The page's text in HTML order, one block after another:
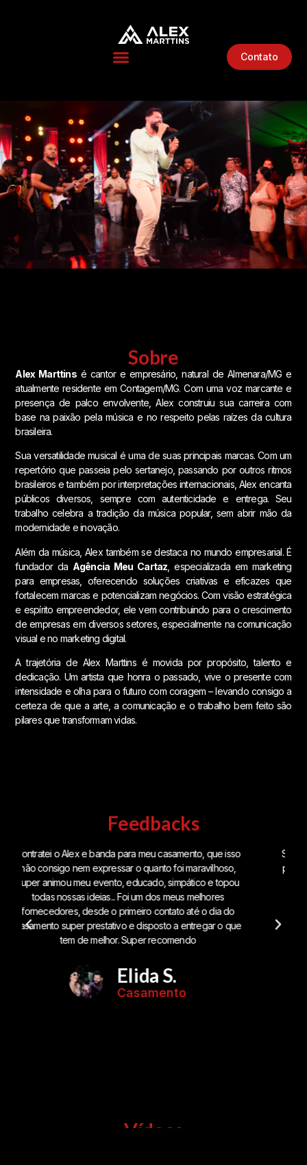
Contato
Sobre
Alex Marttinsé cantor e empresário, natural de Almenara/MG e
atualmente residente em Contagem/MG. Com uma voz marcante e
presença de palco envolvente, Alex construiu sua carreira com
base na paixão pela música e no respeito pelas raízes da cultura
brasileira.
Sua versatilidade musical é uma de suas principais marcas. Com um
repertório que passeia pelo sertanejo, passando por outros ritmos
brasileiros e também por interpretações internacionais, Alex encanta
públicos diversos, sempre com autenticidade e entrega. Seu
trabalho celebra a tradição da música popular, sem abrir mão da
modernidade e inovação.
Além da música, Alex também se destaca no mundo empresarial. É
fundador da Agência Meu Cartaz , especializada em marketing
para empresas, oferecendo soluções criativas e eficazes que
fortalecem marcas e potencializam negócios. Com visão estratégica
e espírito empreendedor, ele vem contribuindo para o crescimento
de empresas em diversos setores, especialmente na comunicação
visual e no marketing digital.
A trajetória de Alex Marttins é movida por propósito, talento e
dedicação. Um artista que honra o passado, vive o presente com
intensidade e olha para o futuro com coragem – levando consigo a
certeza de que a arte, a comunicação e o trabalho bem feito são
pilares que transformam vidas.
Feedbacks
Simplesmente sensacional! A melhor escolha que fizemos
para nosso casamento . Agitou e interagiu do início ao fim.
Repertório impecável. Muito simpático e divertido.
Thaila Costa
Casamento
Vídeos